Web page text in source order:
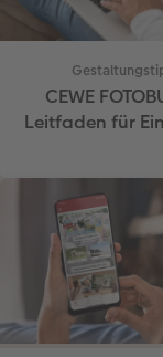
CEWE
Leitfaden für